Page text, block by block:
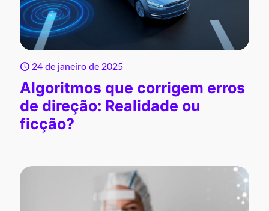
24 de janeiro de 2025
Algoritmos que corrigem erros
de direção: Realidade ou
ficção?